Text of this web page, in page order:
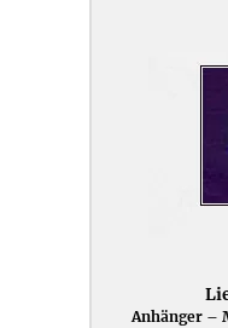
Anhänger –